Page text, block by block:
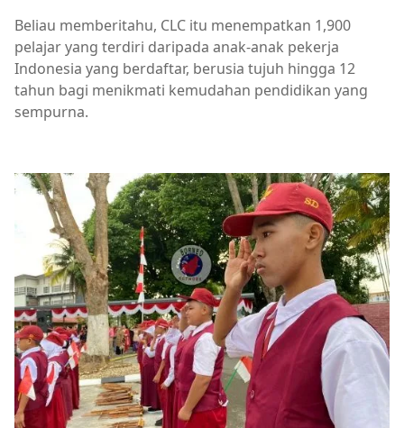
Beliau memberitahu, CLC itu menempatkan 1,900
pelajar yang terdiri daripada anak-anak pekerja
Indonesia yang berdaftar, berusia tujuh hingga 12
tahun bagi menikmati kemudahan pendidikan yang
sempurna.